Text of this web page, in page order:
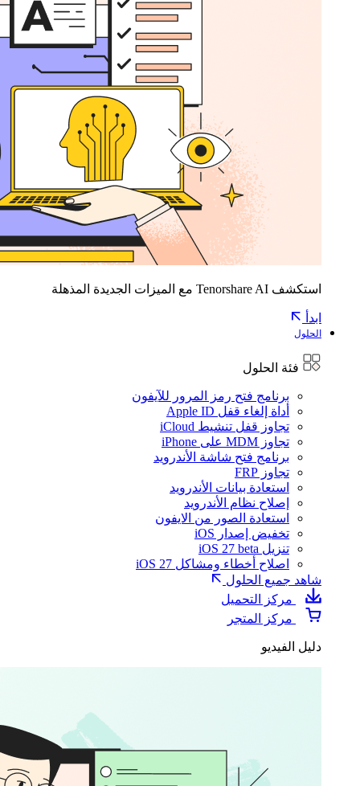
استكشف Tenorshare AI مع الميزات الجديدة المذهلة
ابدأ
الحلول
فئة الحلول
برنامج فتح رمز المرور للآيفون
أداة إلغاء قفل Apple ID
تجاوز قفل تنشيط iCloud
تجاوز MDM على iPhone
برنامج فتح شاشة الأندرويد
تجاوز FRP
استعادة بيانات الأندرويد
إصلاح نظام الأندرويد
استعادة الصور من الايفون
تخفيض إصدار iOS
تنزيل iOS 27 beta
اصلاح أخطاء ومشاكل iOS 27
شاهد جميع الحلول
مركز التحميل
مركز المتجر
دليل الفيديو